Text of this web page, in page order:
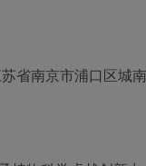
省南京市浦口区城